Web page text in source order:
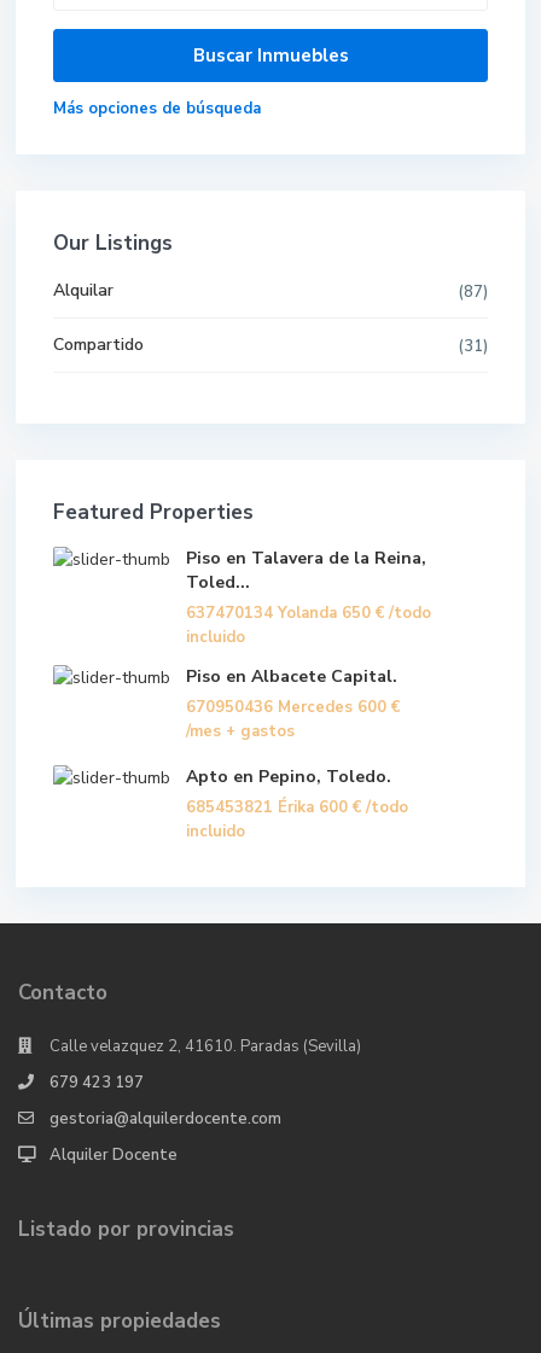
Más opciones de búsqueda
Our Listings
Alquilar (87)
Compartido (31)
Featured Properties
Piso en Talavera de la Reina,
Toled...
637470134 Yolanda 650 € /todo
incluido
Piso en Albacete Capital.
670950436 Mercedes 600 €
/mes + gastos
Apto en Pepino, Toledo.
685453821 Érika 600 € /todo
incluido
Contacto
Calle velazquez 2, 41610. Paradas (Sevilla)
679 423 197
gestoria@alquilerdocente.com
Alquiler Docente
Listado por provincias
Últimas propiedades